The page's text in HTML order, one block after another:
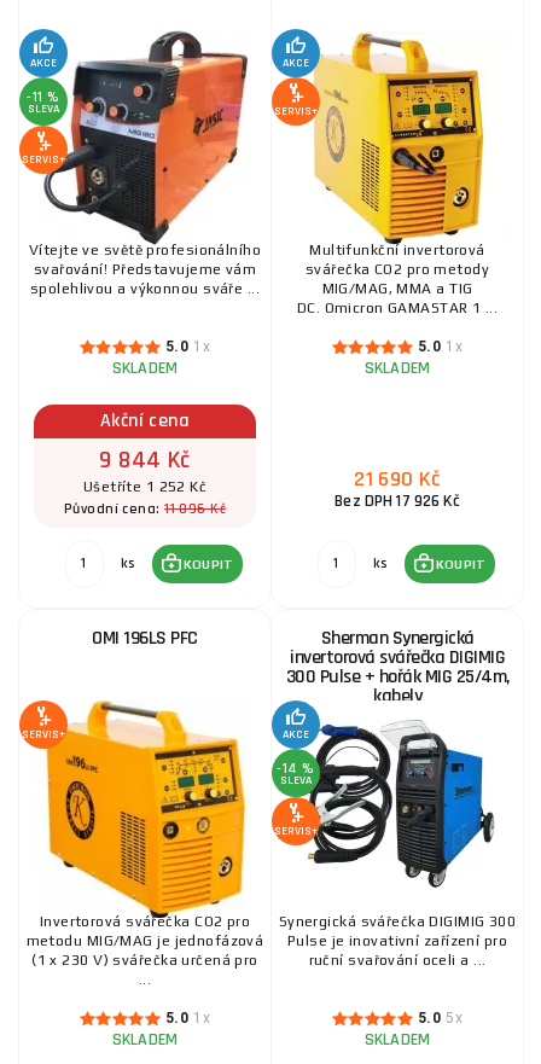
AKCE
-11 %
SLEVA
SERVIS+
Vítejte ve světě profesionálního
svařování! Představujeme vám
spolehlivou a výkonnou sváře ...
5.0 1x
SKLADEM
Akční cena
9 844 Kč
Ušetříte 1 252 Kč
Původní cena:11 096 Kč
ks KOUPIT
AKCE
SERVIS+
Multifunkční invertorová
svářečka CO2 pro metody
MIG/MAG, MMA a TIG
DC. Omicron GAMASTAR 1 ...
5.0 1x
SKLADEM
21 690 Kč
Bez DPH 17 926 Kč
ks KOUPIT
OMI 196LS PFC
SERVIS+
Invertorová svářečka CO2 pro
metodu MIG/MAG je jednofázová
(1 x 230 V) svářečka určená pro
...
5.0 1x
SKLADEM
Sherman Synergická
invertorová svářečka DIGIMIG
300 Pulse + hořák MIG 25/4m,
kabely
AKCE
-14 %
SLEVA
SERVIS+
Synergická svářečka DIGIMIG 300
Pulse je inovativní zařízení pro
ruční svařování oceli a ...
5.0 5x
SKLADEM